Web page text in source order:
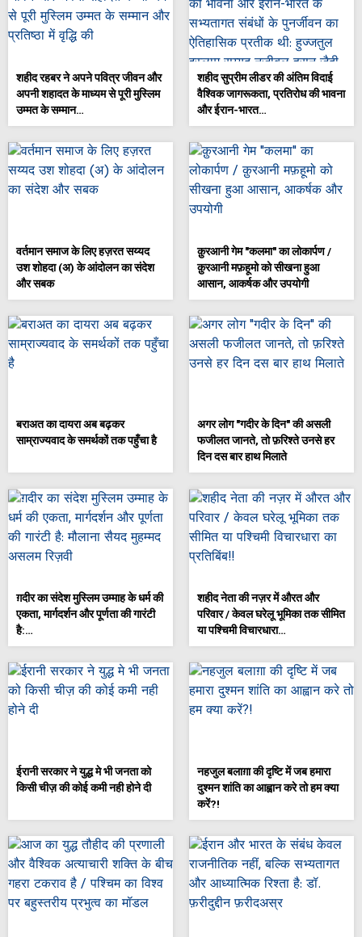
शहीद रहबर ने अपने पवित्र जीवन और
अपनी शहादत के माध्यम से पूरी मुस्लिम
उम्मत के सम्मान…
शहीद सुप्रीम लीडर की अंतिम विदाई
वैश्विक जागरूकता, प्रतिरोध की भावना
और ईरान-भारत…
वर्तमान समाज के लिए हज़रत सय्यद
उश शोहदा (अ) के आंदोलन का संदेश
और सबक
क़ुरआनी गेम "कलमा" का लोकार्पण /
क़ुरआनी मफ़हूमो को सीखना हुआ
आसान, आकर्षक और उपयोगी
बराअत का दायरा अब बढ़कर
साम्राज्यवाद के समर्थकों तक पहुँचा है
अगर लोग "गदीर के दिन" की असली
फजीलत जानते, तो फ़रिश्ते उनसे हर
दिन दस बार हाथ मिलाते
ग़दीर का संदेश मुस्लिम उम्माह के धर्म की
एकता, मार्गदर्शन और पूर्णता की गारंटी
है:…
शहीद नेता की नज़र में औरत और
परिवार / केवल घरेलू भूमिका तक सीमित
या पश्चिमी विचारधारा…
ईरानी सरकार ने युद्ध मे भी जनता को
किसी चीज़ की कोई कमी नही होने दी
नहजुल बलाग़ा की दृष्टि में जब हमारा
दुश्मन शांति का आह्वान करे तो हम क्या
करें?!